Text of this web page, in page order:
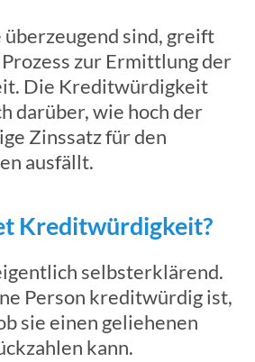
sind, greift
zur Ermittlung der
Die Kreditwürdigkeit
darüber, wie hoch der
Zinssatz für den
ausfällt.
Kreditwürdigkeit?
selbsterklärend.
Person kreditwürdig ist,
sie einen geliehenen
kann.